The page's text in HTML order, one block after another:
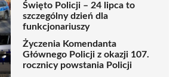
Święto Policji – 24 lipca to
szczególny dzień dla
funkcjonariuszy
Życzenia Komendanta
Głównego Policji z okazji 107.
rocznicy powstania Policji